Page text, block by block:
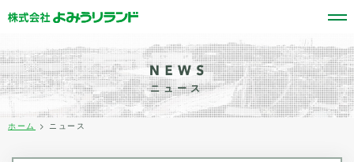
ニュース
ホーム > ニュース